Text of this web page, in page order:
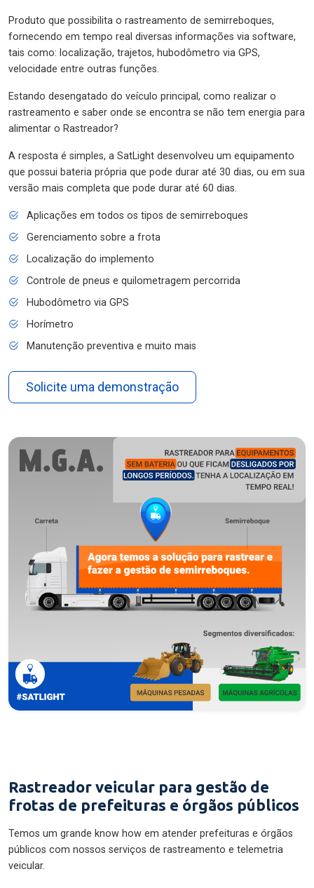
Produto que possibilita o rastreamento de semirreboques,
fornecendo em tempo real diversas informações via software,
tais como: localização, trajetos, hubodômetro via GPS,
velocidade entre outras funções.
Estando desengatado do veículo principal, como realizar o
rastreamento e saber onde se encontra se não tem energia para
alimentar o Rastreador?
A resposta é simples, a SatLight desenvolveu um equipamento
que possui bateria própria que pode durar até 30 dias, ou em sua
versão mais completa que pode durar até 60 dias.
Aplicações em todos os tipos de semirreboques
Gerenciamento sobre a frota
Localização do implemento
Controle de pneus e quilometragem percorrida
Hubodômetro via GPS
Horímetro
Manutenção preventiva e muito mais
Solicite uma demonstração
Rastreador veicular para gestão de
frotas de prefeituras e órgãos públicos
Temos um grande know how em atender prefeituras e órgãos
públicos com nossos serviços de rastreamento e telemetria
veicular.